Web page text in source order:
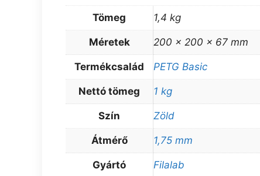
Tömeg 1,4 kg
Méretek 200 × 200 × 67 mm
Termékcsalád PETG Basic
Nettó tömeg 1 kg
Szín Zöld
Átmérő 1,75 mm
Gyártó Filalab